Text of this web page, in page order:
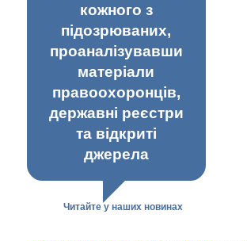
кожного з
підозрюваних,
проаналізувавши
матеріали
правоохоронців,
державні реєстри
та відкриті
джерела
Читайте у наших новинах